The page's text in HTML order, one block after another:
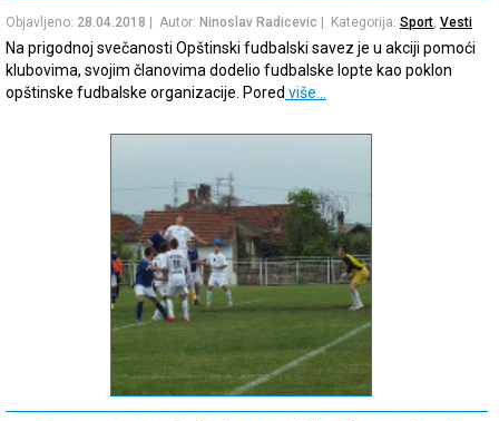
Objavljeno: 28.04.2018 | Autor: Ninoslav Radicevic | Kategorija: Sport, Vesti
Na prigodnoj svečanosti Opštinski fudbalski savez je u akciji pomoći
klubovima, svojim članovima dodelio fudbalske lopte kao poklon
opštinske fudbalske organizacije. Pored više…